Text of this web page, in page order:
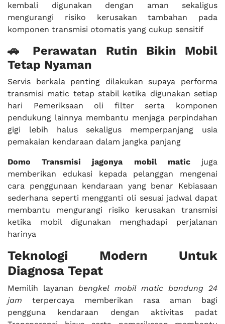
kembali digunakan dengan aman sekaligus
mengurangi risiko kerusakan tambahan pada
komponen transmisi otomatis yang cukup sensitif
🚗 Perawatan Rutin Bikin Mobil
Tetap Nyaman
Servis berkala penting dilakukan supaya performa
transmisi matic tetap stabil ketika digunakan setiap
hari Pemeriksaan oli filter serta komponen
pendukung lainnya membantu menjaga perpindahan
gigi lebih halus sekaligus memperpanjang usia
pemakaian kendaraan dalam jangka panjang
Domo Transmisi jagonya mobil maticjuga
memberikan edukasi kepada pelanggan mengenai
cara penggunaan kendaraan yang benar Kebiasaan
sederhana seperti mengganti oli sesuai jadwal dapat
membantu mengurangi risiko kerusakan transmisi
ketika mobil digunakan menghadapi perjalanan
harinya
Teknologi Modern Untuk
Diagnosa Tepat
Memilih layananbengkel mobil matic bandung 24
jam terpercaya memberikan rasa aman bagi
pengguna kendaraan dengan aktivitas padat